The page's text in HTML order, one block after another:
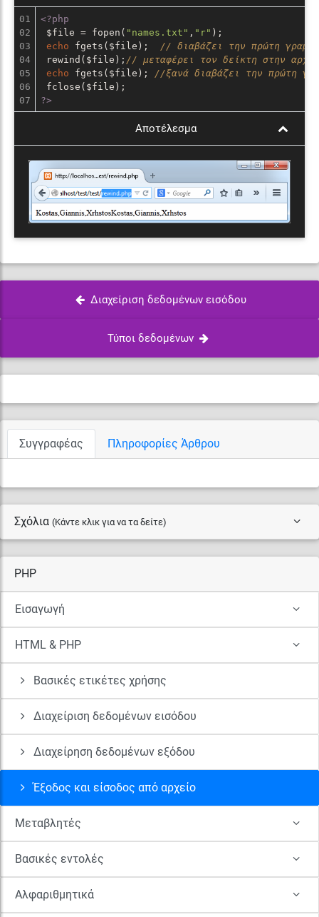
01
02
03
04
05
06
<?php
$file = fopen( "names.txt" , "r" );
echo fgets($file); // διαβάζει την πρώτη γραμμή
rewind($file); // μεταφέρει τον δείκτη στην αρχή.
echo fgets($file); //ξανά διαβάζει την πρώτη
?>
Αποτέλεσμα
Διαχείριση δεδομένων εισόδου
Τύποι δεδομένων
Συγγραφέας Πληροφορίες Άρθρου
Σχόλια (Κάντε κλικ για να τα δείτε)
PHP
Εισαγωγή
HTML & PHP
Βασικές ετικέτες χρήσης
Διαχείριση δεδομένων εισόδου
Διαχείρηση δεδομένων εξόδου
Έξοδος και είσοδος από αρχείο
Μεταβλητές
Βασικές εντολές
Αλφαριθμητικά